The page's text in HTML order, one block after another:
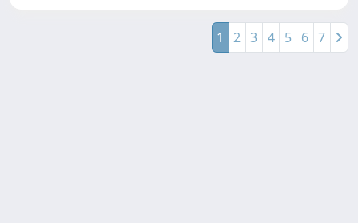
1 2 3 4 5 6 7